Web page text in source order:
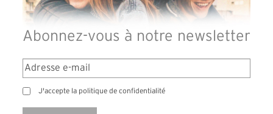
Abonnez-vous à notre newsletter
J'accepte la politique de confidentialité